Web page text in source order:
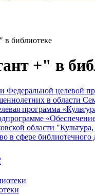
в библиотеке
+" в
Федеральной целевой
в области
программа
области
в сфере библиотечного